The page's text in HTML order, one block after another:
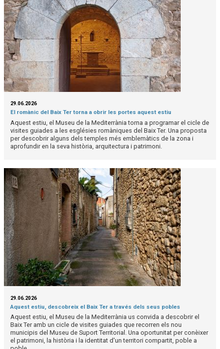
29.06.2026
El romànic del Baix Ter torna a obrir les portes aquest estiu
Aquest estiu, el Museu de la Mediterrània torna a programar el cicle de
visites guiades a les esglésies romàniques del Baix Ter. Una proposta
per descobrir alguns dels temples més emblemàtics de la zona i
aprofundir en la seva història, arquitectura i patrimoni.
29.06.2026
Aquest estiu, descobreix el Baix Ter a través dels seus pobles
Aquest estiu, el Museu de la Mediterrània us convida a descobrir el
Baix Ter amb un cicle de visites guiades que recorren els nou
municipis del Museu de Suport Territorial. Una oportunitat per conèixer
el patrimoni, la història i la identitat d'un territori compartit, poble a